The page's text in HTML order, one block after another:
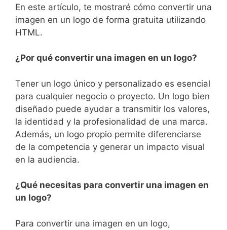
En este artículo, te mostraré cómo convertir ⁤una
⁣imagen en un⁤ logo de forma gratuita utilizando
HTML.
¿Por qué convertir una imagen en un ⁢logo?
Tener​ un logo único y personalizado es esencial
para cualquier negocio o⁣ proyecto. Un logo bien
diseñado puede ayudar a transmitir los valores,
la​ identidad y la profesionalidad ⁢de una marca.
Además, un logo propio permite ⁤diferenciarse
de la competencia ⁣y⁣ generar un ⁤impacto visual
en la audiencia.
¿Qué necesitas para‍ convertir una imagen en
un logo?
Para convertir‌ una imagen en un logo,